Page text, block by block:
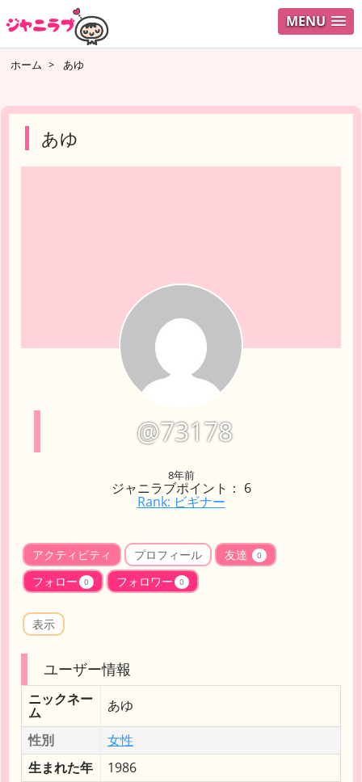
MENU ログイ
ホーム > あゆ
あゆ
@73178
8年前
ジャニラブポイント： 6
Rank: ビギナー
アクティビティ プロフィール 友達 0
フォロー 0 フォロワー 0
表示
ユーザー情報
ニックネー
ム
あゆ
性別
女性
生まれた年
1986